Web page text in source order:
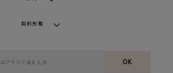
契約形態
OK